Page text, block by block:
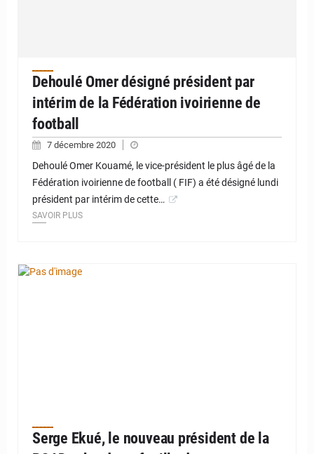
Dehoulé Omer désigné président par
intérim de la Fédération ivoirienne de
football
7 décembre 2020
Dehoulé Omer Kouamé, le vice-président le plus âgé de la
Fédération ivoirienne de football ( FIF) a été désigné lundi
président par intérim de cette…
SAVOIR PLUS
Serge Ekué, le nouveau président de la